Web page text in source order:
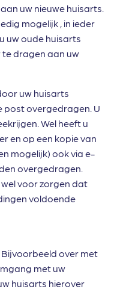
uw nieuwe huisarts.
mogelijk , in ieder
uw oude huisarts
dragen aan uw
uw huisarts
post overgedragen. U
Wel heeft u
en op een kopie van
mogelijk) ook via e-
overgedragen.
voor zorgen dat
voldoende
over met
met uw
huisarts hierover